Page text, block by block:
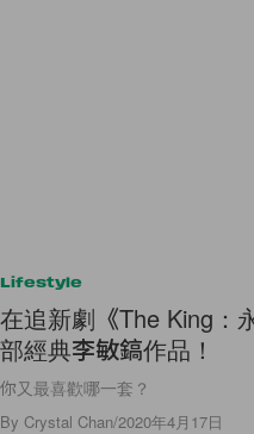
Lifestyle
在追新劇《The King：
部經典李敏鎬作品！
你又最喜歡哪一套？
By Crystal Chan/2020年4月17日